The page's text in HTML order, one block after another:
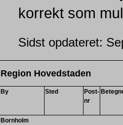
korrekt som
Sidst opdateret:
Region Hovedstaden
By Sted
Post-
nr
Bornholm